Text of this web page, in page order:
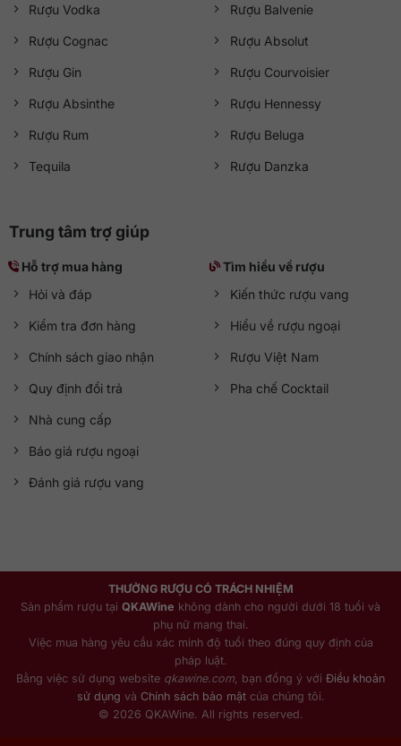
Rượu Vodka
Rượu Cognac
Rượu Gin
Rượu Absinthe
Rượu Rum
Tequila
Rượu Balvenie
Rượu Absolut
Rượu Courvoisier
Rượu Hennessy
Rượu Beluga
Rượu Danzka
Trung tâm trợ giúp
Hỗ trợ mua hàng
Hỏi và đáp
Kiểm tra đơn hàng
Chính sách giao nhận
Quy định đổi trả
Nhà cung cấp
Báo giá rượu ngoại
Đánh giá rượu vang
Tìm hiểu về rượu
Kiến thức rượu vang
Hiểu về rượu ngoại
Rượu Việt Nam
Pha chế Cocktail
THƯỞNG RƯỢU CÓ TRÁCH NHIỆM
Sản phẩm rượu tại QKAWine không dành cho người dưới 18 tuổi và
phụ nữ mang thai.
Việc mua hàng yêu cầu xác minh độ tuổi theo đúng quy định của
pháp luật.
Bằng việc sử dụng website qkawine.com , bạn đồng ý với Điều khoản
sử dụng và Chính sách bảo mậtcủa chúng tôi.
© 2026 QKAWine. All rights reserved.